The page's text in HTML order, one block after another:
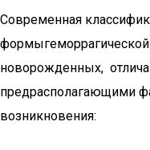
Современная
новорожденных,
предрасполагающими
возникновения: